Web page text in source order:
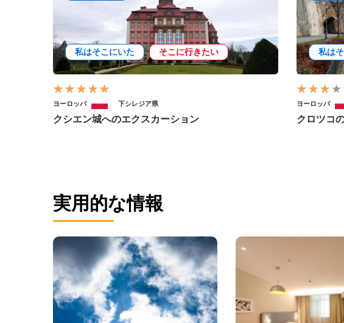
私はそこにいた そこに行きたい
ヨーロッパ 下シレジア県
クシエン城へのエクスカーション
私は
ヨーロッパ
クロツコ
実用的な情報